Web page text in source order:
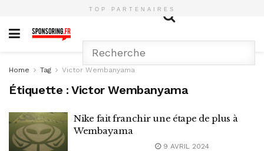
TOP PARTENAIRES
Home Tag Victor Wembanyama
Étiquette :Victor Wembanyama
Nike fait franchir une étape de plus à
Wembayama
9 AVRIL 2024